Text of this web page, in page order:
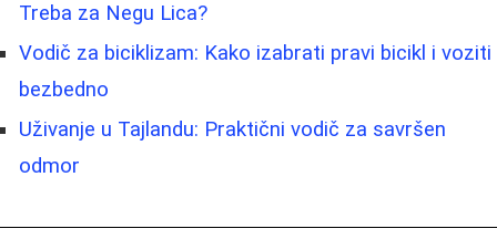
Treba za Negu Lica?
Vodič za biciklizam: Kako izabrati pravi bicikl i voziti
bezbedno
Uživanje u Tajlandu: Praktični vodič za savršen
odmor